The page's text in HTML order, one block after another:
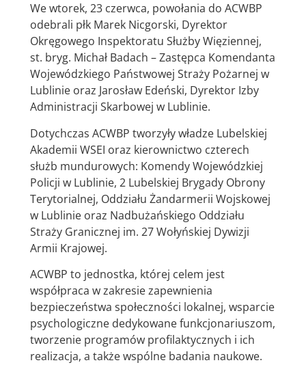
We wtorek, 23 czerwca, powołania do ACWBP
odebrali płk Marek Nicgorski, Dyrektor
Okręgowego Inspektoratu Służby Więziennej,
st. bryg. Michał Badach – Zastępca Komendanta
Wojewódzkiego Państwowej Straży Pożarnej w
Lublinie oraz Jarosław Edeński, Dyrektor Izby
Administracji Skarbowej w Lublinie.
Dotychczas ACWBP tworzyły władze Lubelskiej
Akademii WSEI oraz kierownictwo czterech
służb mundurowych: Komendy Wojewódzkiej
Policji w Lublinie, 2 Lubelskiej Brygady Obrony
Terytorialnej, Oddziału Żandarmerii Wojskowej
w Lublinie oraz Nadbużańskiego Oddziału
Straży Granicznej im. 27 Wołyńskiej Dywizji
Armii Krajowej.
ACWBP to jednostka, której celem jest
współpraca w zakresie zapewnienia
bezpieczeństwa społeczności lokalnej, wsparcie
psychologiczne dedykowane funkcjonariuszom,
tworzenie programów profilaktycznych i ich
realizacja, a także wspólne badania naukowe.